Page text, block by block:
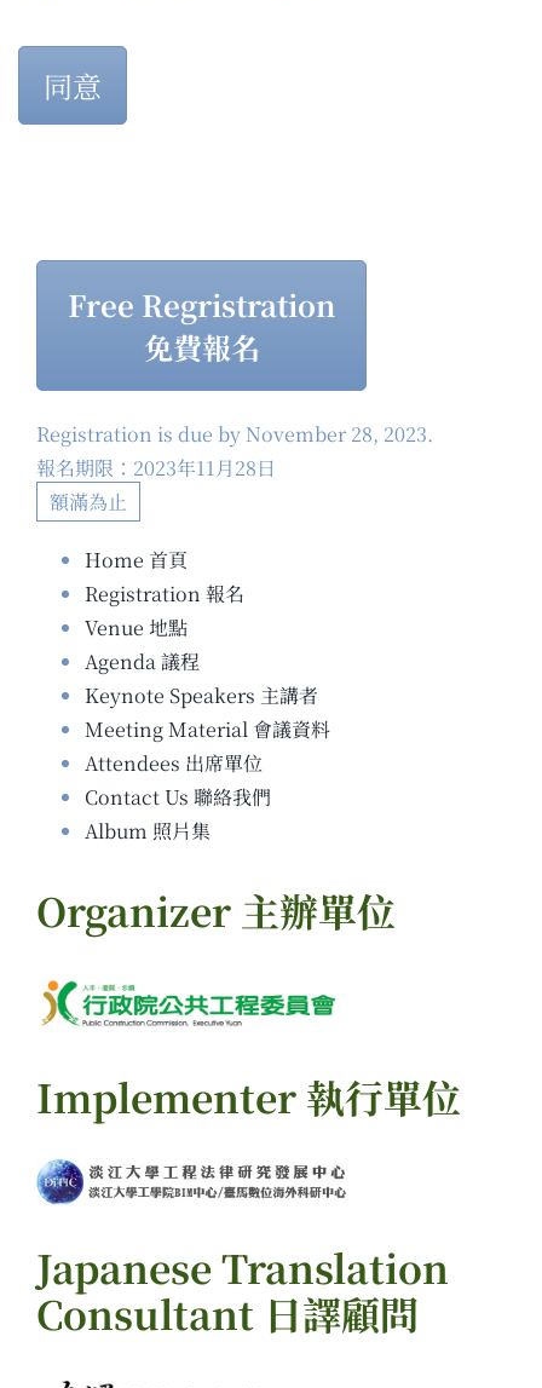
同意
Free Regristration
免費報名
Registration is due by November 28, 2023.
報名期限：2023年11月28日
額滿為止
Home 首頁
Registration 報名
Venue 地點
Agenda 議程
Keynote Speakers 主講者
Meeting Material 會議資料
Attendees 出席單位
Contact Us 聯絡我們
Album 照片集
Organizer 主辦單位
Implementer 執行單位
Japanese Translation
Consultant 日譯顧問